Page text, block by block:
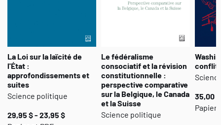
La Loi sur la laïcité de
l'État :
approfondissements et
suites
Science politique
29,95 $ - 23,95 $
Le fédéralisme
consociatif et la révision
constitutionnelle :
perspective comparative
sur la Belgique, le Canada
et la Suisse
Science politique
35,00 $
Papier